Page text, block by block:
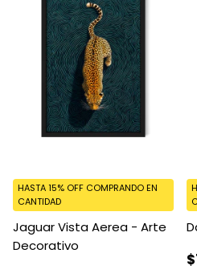
Jaguar Vista Aerea - Arte
Decorativo
HASTA 15% OFF COMPRANDO EN
CANTIDAD